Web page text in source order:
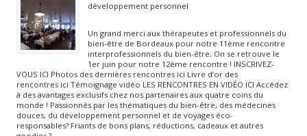
développement personnel
Un grand merci aux thérapeutes et professionnels du
bien-être de Bordeaux pour notre 11ème rencontre
interprofessionnels du bien-être. On se retrouve le
1er juin pour notre 12ème rencontre ! INSCRIVEZ-
VOUS ICI Photos des dernières rencontres ici Livre d’or des
rencontres ici Témoignage vidéo LES RENCONTRES EN VIDÉO ICI Accédez
à des avantages exclusifs chez nos partenaires aux quatre coins du
monde ! Passionnés par les thématiques du bien-être, des médecines
douces, du développement personnel et de voyages éco-
responsables? Friants de bons plans, réductions, cadeaux et autres